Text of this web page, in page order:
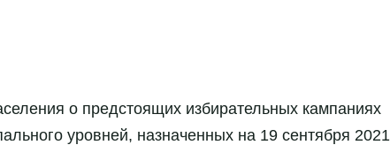
о предстоящих избирательных кампаниях
уровней, назначенных на 19 сентября 2021